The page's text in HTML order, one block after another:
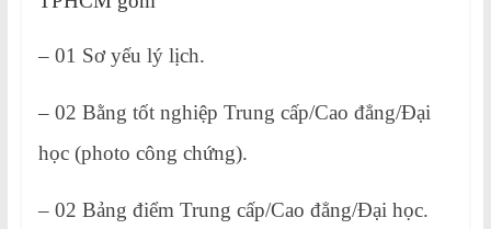
– 01 Sơ yếu lý lịch.
– 02 Bằng tốt nghiệp Trung cấp/Cao đẳng/Đại
học (photo công chứng).
– 02 Bảng điểm Trung cấp/Cao đẳng/Đại học.